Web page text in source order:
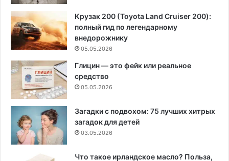
Крузак 200 (Toyota Land Cruiser 200):
полный гид по легендарному
внедорожнику
05.05.2026
Глицин — это фейк или реальное
средство
05.05.2026
Загадки с подвохом: 75 лучших хитрых
загадок для детей
03.05.2026
Что такое ирландское масло? Польза,